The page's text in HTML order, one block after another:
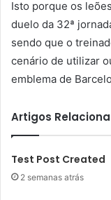
Isto porque os
duelo da 32ª
sendo que o
cenário de utilizar
emblema de
Artigos
Test Post Created
2 semanas atrás